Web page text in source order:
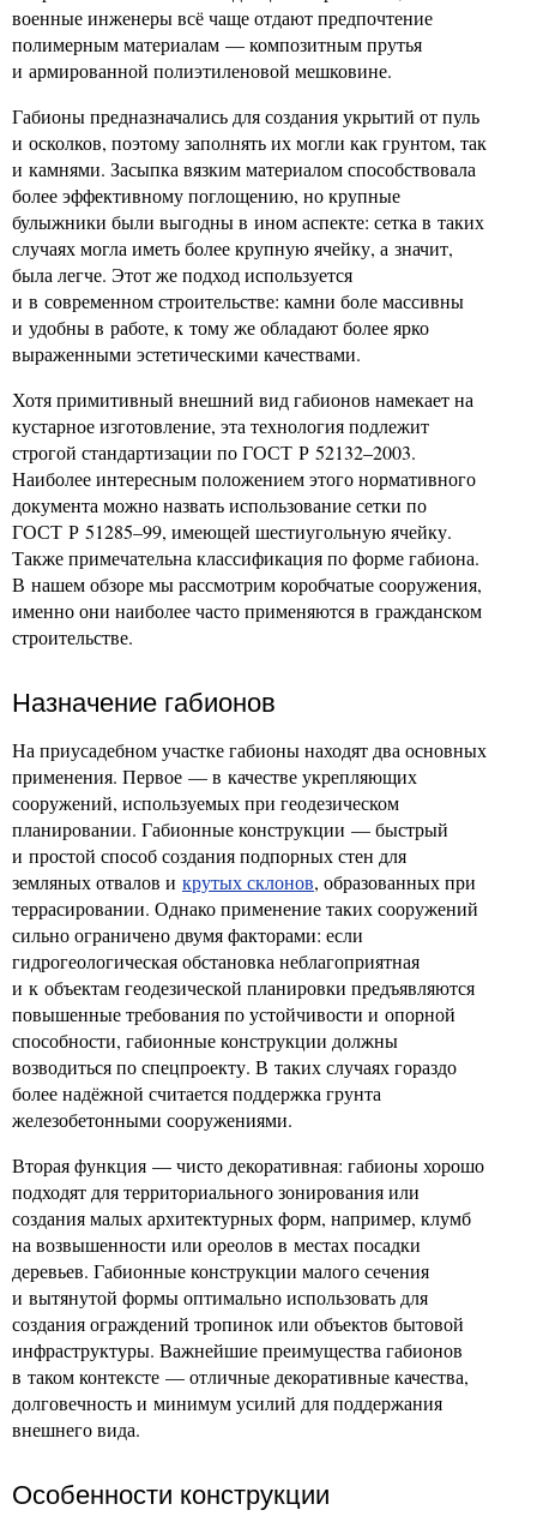
военные инженеры всё чаще отдают предпочтение
полимерным материалам — композитным прутья
и армированной полиэтиленовой мешковине.
Габионы предназначались для создания укрытий от пуль
и осколков, поэтому заполнять их могли как грунтом, так
и камнями. Засыпка вязким материалом способствовала
более эффективному поглощению, но крупные
булыжники были выгодны в ином аспекте: сетка в таких
случаях могла иметь более крупную ячейку, а значит,
была легче. Этот же подход используется
и в современном строительстве: камни боле массивны
и удобны в работе, к тому же обладают более ярко
выраженными эстетическими качествами.
Хотя примитивный внешний вид габионов намекает на
кустарное изготовление, эта технология подлежит
строгой стандартизации по ГОСТ Р 52132–2003.
Наиболее интересным положением этого нормативного
документа можно назвать использование сетки по
ГОСТ Р 51285–99, имеющей шестиугольную ячейку.
Также примечательна классификация по форме габиона.
В нашем обзоре мы рассмотрим коробчатые сооружения,
именно они наиболее часто применяются в гражданском
строительстве.
Назначение габионов
На приусадебном участке габионы находят два основных
применения. Первое — в качестве укрепляющих
сооружений, используемых при геодезическом
планировании. Габионные конструкции — быстрый
и простой способ создания подпорных стен для
земляных отвалов и крутых склонов, образованных при
террасировании. Однако применение таких сооружений
сильно ограничено двумя факторами: если
гидрогеологическая обстановка неблагоприятная
и к объектам геодезической планировки предъявляются
повышенные требования по устойчивости и опорной
способности, габионные конструкции должны
возводиться по спецпроекту. В таких случаях гораздо
более надёжной считается поддержка грунта
железобетонными сооружениями.
Вторая функция — чисто декоративная: габионы хорошо
подходят для территориального зонирования или
создания малых архитектурных форм, например, клумб
на возвышенности или ореолов в местах посадки
деревьев. Габионные конструкции малого сечения
и вытянутой формы оптимально использовать для
создания ограждений тропинок или объектов бытовой
инфраструктуры. Важнейшие преимущества габионов
в таком контексте — отличные декоративные качества,
долговечность и минимум усилий для поддержания
внешнего вида.
Особенности конструкции